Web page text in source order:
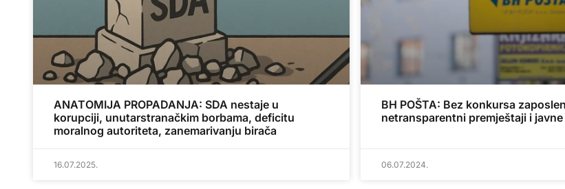
ANATOMIJA PROPADANJA: SDA nestaje u
korupciji, unutarstranačkim borbama, deficitu
moralnog autoriteta, zanemarivanju birača
16.07.2025.
BH POŠTA: Bez konkursa
netransparentni premještaji i
06.07.2024.